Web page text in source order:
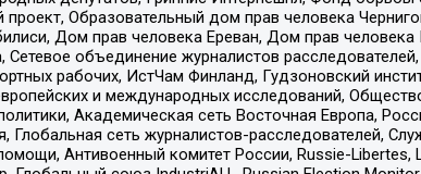
Образовательный дом прав человека
Дом прав человека Ереван, Дом прав
объединение журналистов
рабочих, ИстЧам Финланд, Гудзоновский
и международных исследований,
Академическая сеть Восточная Европа,
сеть журналистов-расследователей,
Антивоенный комитет России, Russie-Libertes,